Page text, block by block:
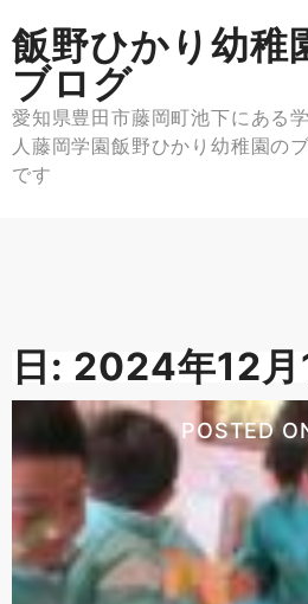
to
content
飯野ひかり幼稚
ブログ
愛知県豊田市藤岡町池下にある
人藤岡学園飯野ひかり幼稚園の
です
日: 2024年12月
POSTED